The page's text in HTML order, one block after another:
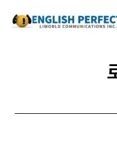
건너뛰기